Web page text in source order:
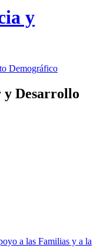
y
Demográfico
Desarrollo
a las Familias y a la